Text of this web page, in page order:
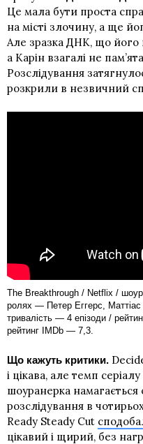
Це мала бути проста
на місті злочину, а ще
Але зразка ДНК, що його
а Карін взагалі не
Розслідування
розкрили в незвичний
The Breakthrough / Netflix /
ролях — Петер Еггерс, Маттіас
тривалість — 4 епізоди /
рейтинг IMDb — 7,3.
Що кажуть критики.
і цікава, але темп
шоуранерка намагається
розслідування в
Ready Steady Cut
цікавий і щирий, без